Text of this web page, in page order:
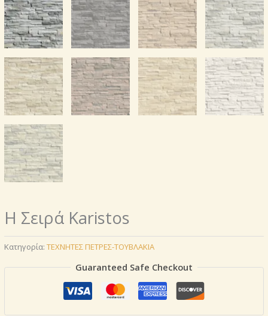
Η Σειρά Karistos
Κατηγορία: ΤΕΧΝΗΤΕΣ ΠΕΤΡΕΣ-ΤΟΥΒΛΑΚΙΑ
Guaranteed Safe Checkout